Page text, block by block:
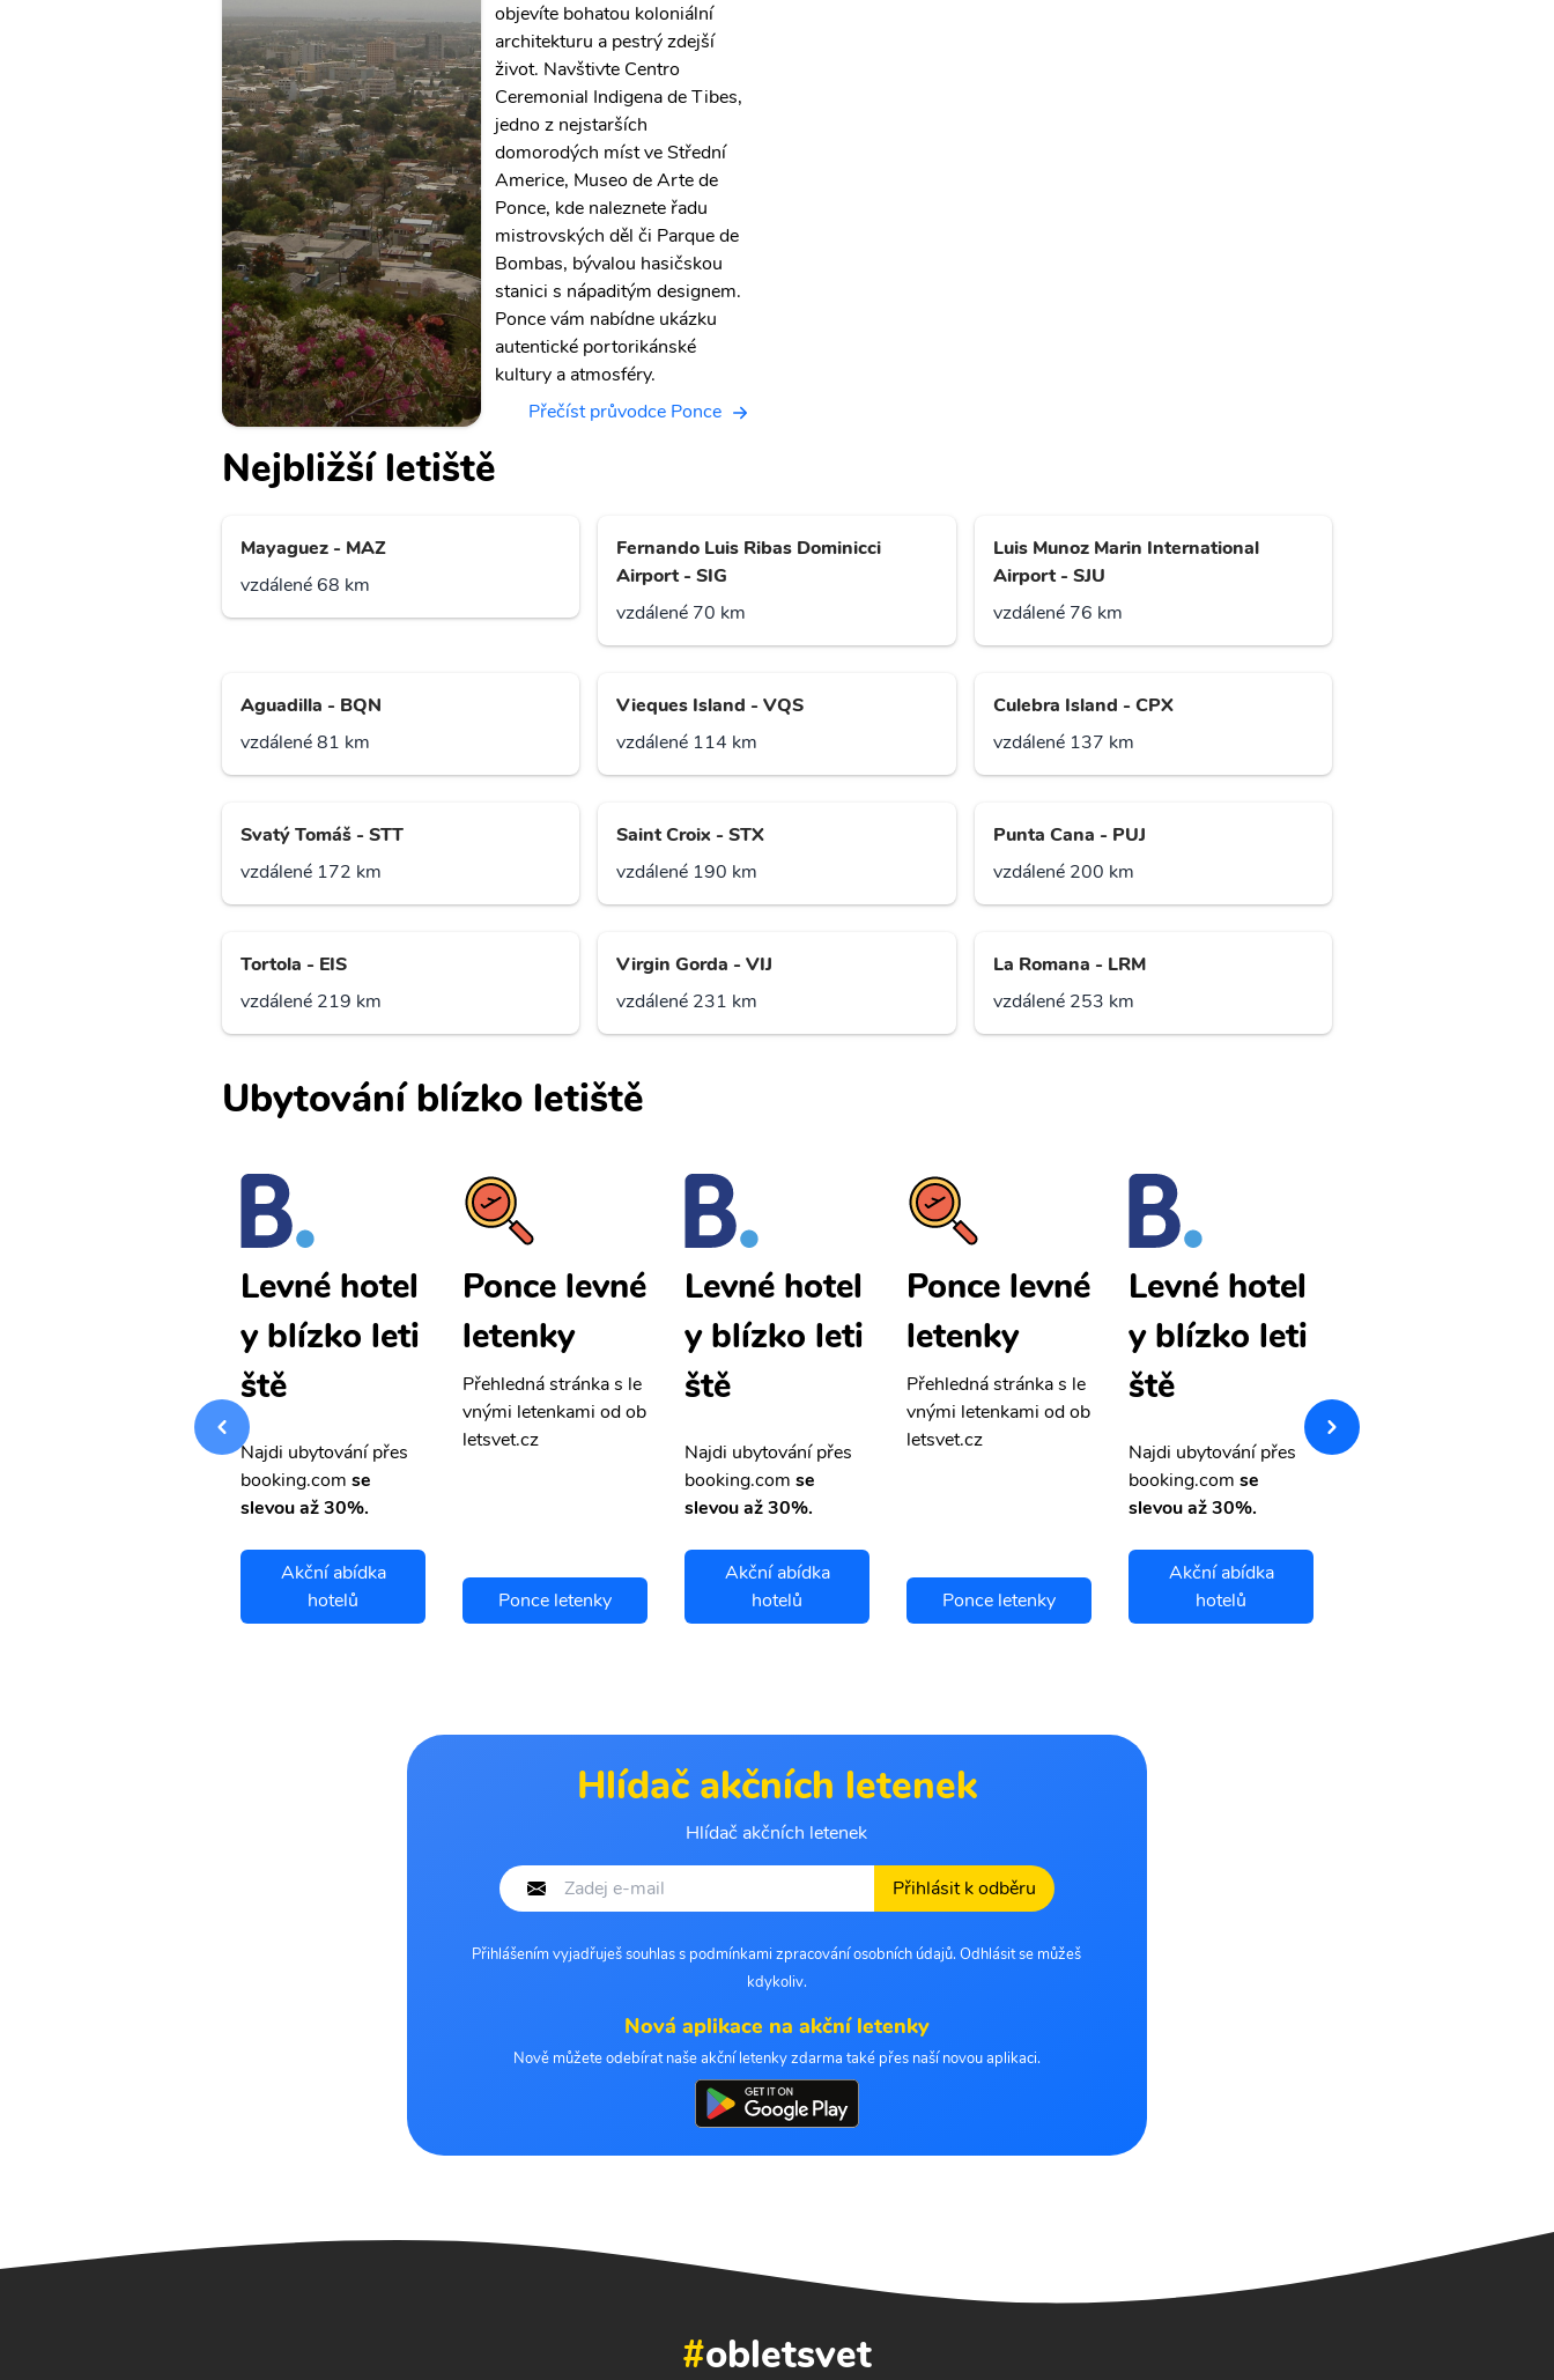
objevíte bohatou koloniální
architekturu a pestrý zdejší
život. Navštivte Centro
Ceremonial Indigena de Tibes,
jedno z nejstarších
domorodých míst ve Střední
Americe, Museo de Arte de
Ponce, kde naleznete řadu
mistrovských děl či Parque de
Bombas, bývalou hasičskou
stanici s nápaditým designem.
Ponce vám nabídne ukázku
autentické portorikánské
kultury a atmosféry.
Přečíst průvodce Ponce
Nejbližší letiště
Mayaguez - MAZ
vzdálené 68 km
Fernando Luis Ribas Dominicci
Airport - SIG
vzdálené 70 km
Luis Munoz Marin International
Airport - SJU
vzdálené 76 km
Aguadilla - BQN
vzdálené 81 km
Vieques Island - VQS
vzdálené 114 km
Culebra Island - CPX
vzdálené 137 km
Svatý Tomáš - STT
vzdálené 172 km
Saint Croix - STX
vzdálené 190 km
Punta Cana - PUJ
vzdálené 200 km
Tortola - EIS
vzdálené 219 km
Virgin Gorda - VIJ
vzdálené 231 km
La Romana - LRM
vzdálené 253 km
Ubytování blízko letiště
vnými letenkami od ob
Levné hotel
y blízko leti
ště
Najdi ubytování přes
booking.com se
slevou až 30%.
Akční abídka
hotelů
Ponce levné
letenky
Přehledná stránka s le
vnými letenkami od ob
letsvet.cz
Ponce letenky
Levné hotel
y blízko leti
ště
Najdi ubytování přes
booking.com se
slevou až 30%.
Akční abídka
hotelů
Ponce levné
letenky
Přehledná stránka s le
vnými letenkami od ob
letsvet.cz
Ponce letenky
Levné hotel
y blízko leti
ště
Najdi ubytování přes
booking.com se
slevou až 30%.
Akční abídka
hotelů
vnými letenkami od ob
letsvet.cz
Hlídač akčních letenek
Hlídač akčních letenek
Přihlásit k odběru
Přihlášením vyjadřuješ souhlas s podmínkami zpracování osobních údajů. Odhlásit se můžeš
kdykoliv.
Nová aplikace na akční letenky
Nově můžete odebírat naše akční letenky zdarma také přes naší novou aplikaci.
#obletsvet